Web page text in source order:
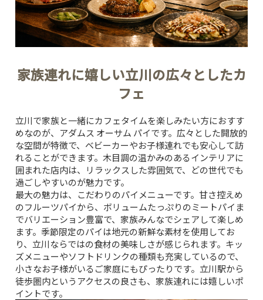
家族連れに嬉しい立川の広々としたカ
フェ
立川で家族と一緒にカフェタイムを楽しみたい方におすす
めなのが、 アダムス オーサム パイです。広々とした開放的
な空間が特徴で、ベビーカーやお子様連れでも安心して訪
れることができます。木目調の温かみのあるインテリアに
囲まれた店内は、リラックスした雰囲気で、どの世代でも
過ごしやすいのが魅力です。
最大の魅力は、こだわりのパイメニューです。甘さ控えめ
のフルーツパイから、ボリュームたっぷりのミートパイま
でバリエーション豊富で、家族みんなでシェアして楽しめ
ます。季節限定のパイは地元の新鮮な素材を使用してお
り、立川ならではの食材の美味しさが感じられます。キッ
ズメニューやソフトドリンクの種類も充実しているので、
小さなお子様がいるご家庭にもぴったりです。立川駅から
徒歩圏内というアクセスの良さも、家族連れには嬉しいポ
イントです。